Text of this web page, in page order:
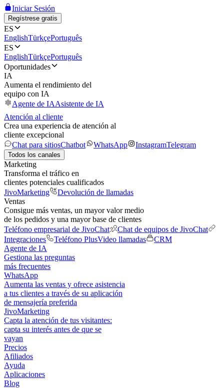
Iniciar Sesión
Regístrese gratis
ES
EnglishTürkçePortuguês
ES
EnglishTürkçePortuguês
Oportunidades
IA
Aumenta el rendimiento del
equipo con IA
Agente de IAAsistente de IA
Atención al cliente
Crea una experiencia de atención al
cliente excepcional
Chat para sitiosChatbot WhatsApp InstagramTelegram
Todos los canales
Marketing
Transforma el tráfico en
clientes potenciales cualificados
JivoMarketing
Devolución de llamadas
Ventas
Consigue más ventas, un mayor valor medio
de los pedidos y una mayor base de clientes
Teléfono empresarial de JivoChat
Chat de equipos de JivoChat
Integraciones
Teléfono PlusVideo llamadas
CRM
Agente de IA
Gestiona las preguntas
más frecuentes
WhatsApp
Aumenta las ventas y ofrece asistencia
a tus clientes a través de su aplicación
de mensajería preferida
JivoMarketing
Capta la atención de tus visitantes:
capta su interés antes de que se
vayan
Precios
Afiliados
Ayuda
Aplicaciones
Blog